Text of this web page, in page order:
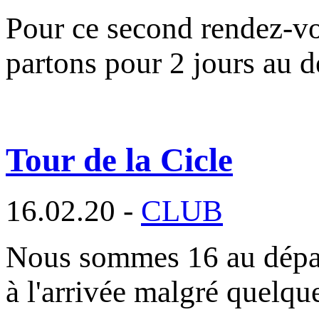
Pour ce second rendez-
partons pour 2 jours au
Tour de la Cicle
16.02.20 - CLUB
Nous sommes 16 au
à l'arrivée malgré